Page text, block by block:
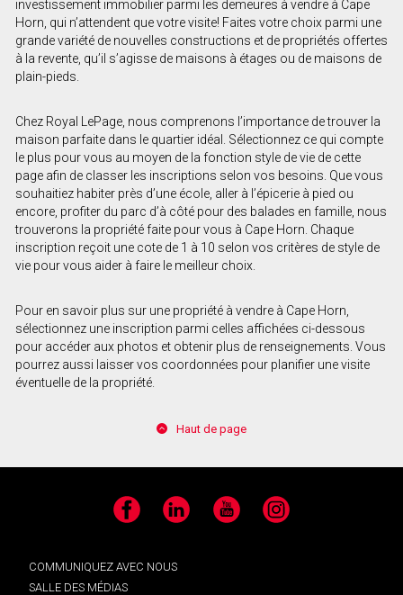
investissement immobilier parmi les demeures à vendre à Cape
Horn, qui n’attendent que votre visite! Faites votre choix parmi une
grande variété de nouvelles constructions et de propriétés offertes
à la revente, qu’il s’agisse de maisons à étages ou de maisons de
plain-pieds.
Chez Royal LePage, nous comprenons l’importance de trouver la
maison parfaite dans le quartier idéal. Sélectionnez ce qui compte
le plus pour vous au moyen de la fonction style de vie de cette
page afin de classer les inscriptions selon vos besoins. Que vous
souhaitiez habiter près d’une école, aller à l’épicerie à pied ou
encore, profiter du parc d’à côté pour des balades en famille, nous
trouverons la propriété faite pour vous à Cape Horn. Chaque
inscription reçoit une cote de 1 à 10 selon vos critères de style de
vie pour vous aider à faire le meilleur choix.
Pour en savoir plus sur une propriété à vendre à Cape Horn,
sélectionnez une inscription parmi celles affichées ci-dessous
pour accéder aux photos et obtenir plus de renseignements. Vous
pourrez aussi laisser vos coordonnées pour planifier une visite
éventuelle de la propriété.
Haut de page
Facebook LinkedIn YouTube Instagram
COMMUNIQUEZ AVEC NOUS
SALLE DES MÉDIAS